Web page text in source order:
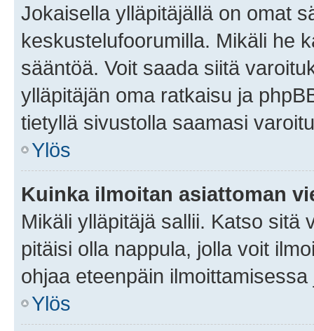
Jokaisella ylläpitäjällä on omat
keskustelufoorumilla. Mikäli he
sääntöä. Voit saada siitä
ylläpitäjän oma ratkaisu ja
tietyllä sivustolla saamasi
Ylös
Kuinka ilmoitan asiattoman
Mikäli ylläpitäjä sallii. Katso sitä
pitäisi olla nappula, jolla voit
ohjaa eteenpäin
Ylös